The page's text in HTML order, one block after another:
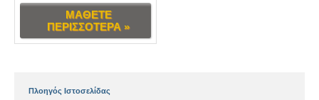
ΜΑΘΕΤΕ
ΠΕΡΙΣΣΟΤΕΡΑ »
Πλοηγός Ιστοσελίδας